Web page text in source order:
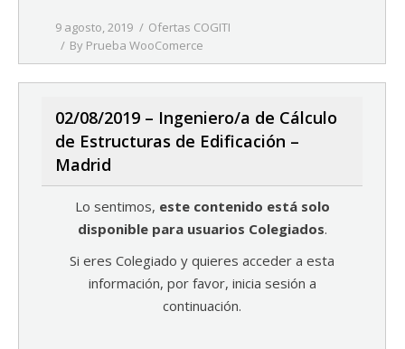
9 agosto, 2019
Ofertas COGITI
By Prueba WooComerce
02/08/2019 – Ingeniero/a de Cálculo
de Estructuras de Edificación –
Madrid
Lo sentimos, este contenido está solo
disponible para usuarios Colegiados.
Si eres Colegiado y quieres acceder a esta
información, por favor, inicia sesión a
continuación.